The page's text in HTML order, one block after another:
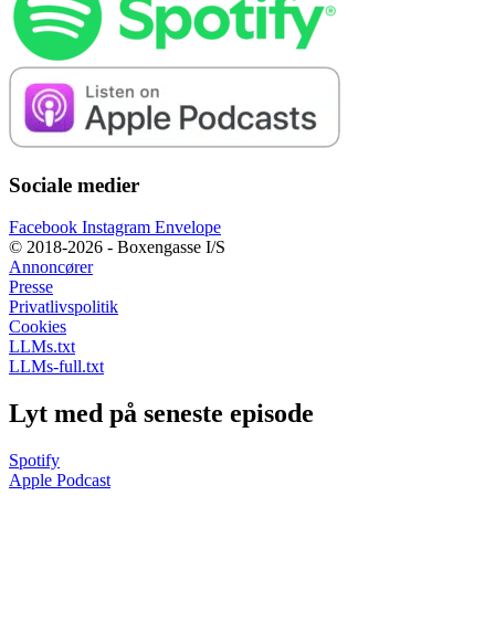
Sociale medier
Facebook Instagram Envelope
© 2018-2026 - Boxengasse I/S
Annoncører
Presse
Privatlivspolitik
Cookies
LLMs.txt
LLMs-full.txt
Lyt med på seneste episode
Spotify
Apple Podcast